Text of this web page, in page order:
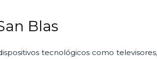
Blas
tecnológicos como